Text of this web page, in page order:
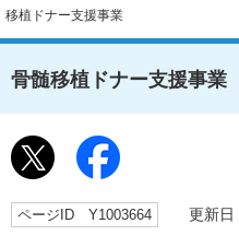
移植ドナー支援事業
骨髄移植ドナー支援事業
ページID Y1003664 更新日